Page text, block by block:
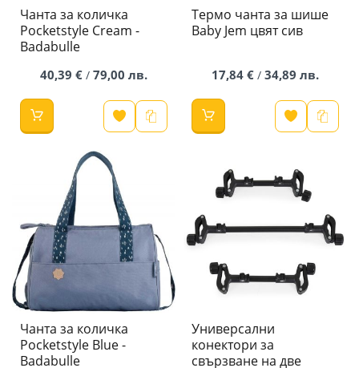
Чанта за количка
Pocketstyle Cream -
Badabulle
40,39 € / 79,00 лв.
Термо чанта за шише
Baby Jem цвят сив
17,84 € / 34,89 лв.
Чанта за количка
Pocketstyle Blue -
Badabulle
Универсални
конектори за
свързване на две